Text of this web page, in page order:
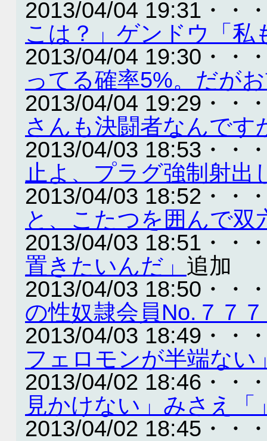
2013/04/04 19:31・・
こは？」ゲンドウ「私
2013/04/04 19:30・・
ってる確率5%。だが
2013/04/04 19:29・・
さんも決闘者なんです
2013/04/03 18:53・・
止よ、プラグ強制射出
2013/04/03 18:52・・
と、こたつを囲んで双
2013/04/03 18:51・・
置きたいんだ」 追加
2013/04/03 18:50・・
の性奴隷会員No.７７
2013/04/03 18:49・・
フェロモンが半端ない
2013/04/02 18:46・・
見かけない」みさえ「
2013/04/02 18:45・・